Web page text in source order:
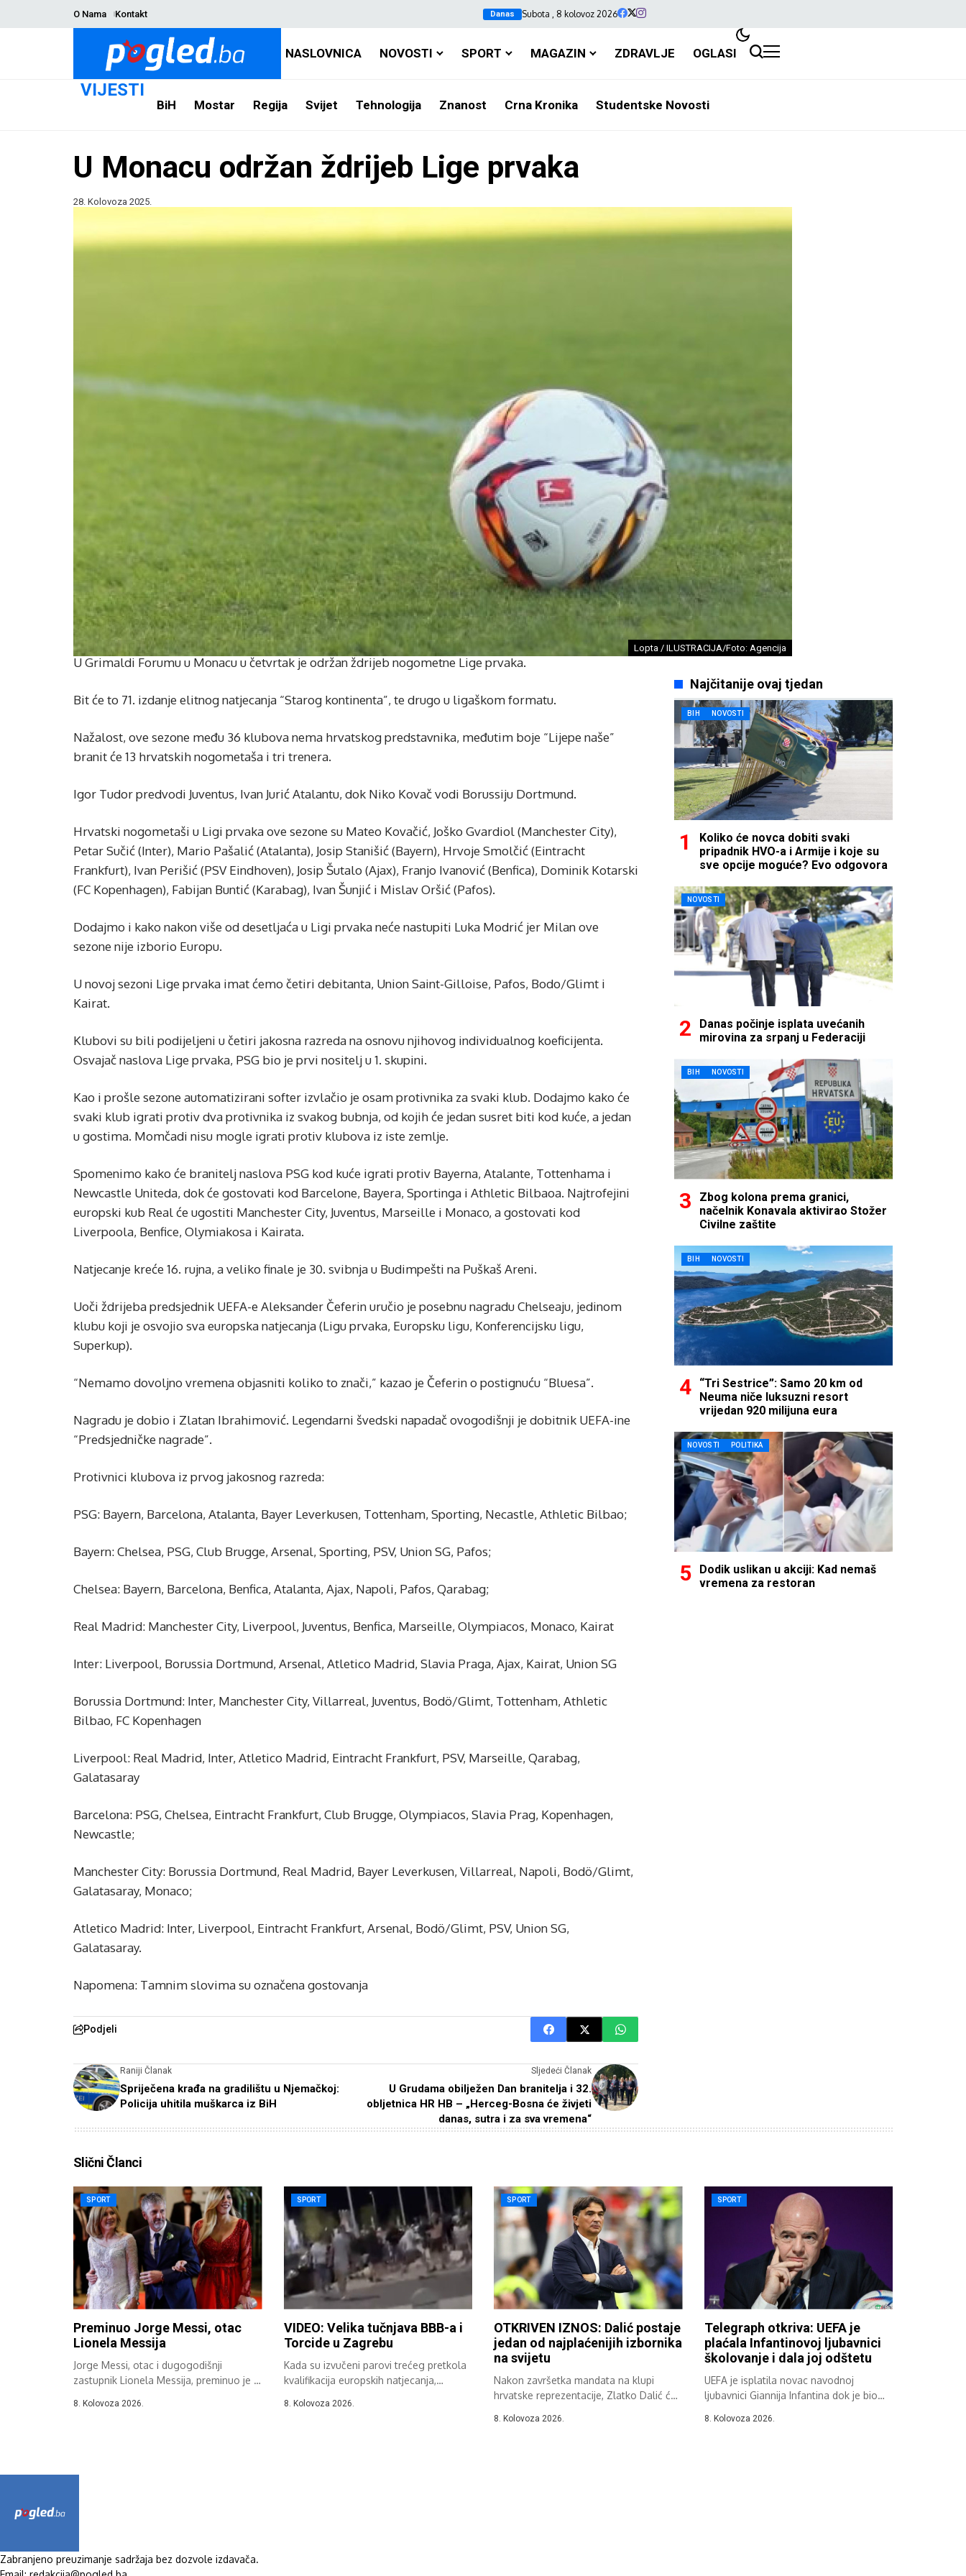
O Nama Kontakt Danas Subota , 8 kolovoz 2026
NASLOVNICA NOVOSTI SPORT MAGAZIN ZDRAVLJE OGLASI
VIJESTI
BiH Mostar Regija Svijet Tehnologija Znanost Crna Kronika Studentske Novosti
U Monacu održan ždrijeb Lige prvaka
28. Kolovoza 2025.
Lopta / ILUSTRACIJA/Foto: Agencija
U Grimaldi Forumu u Monacu u četvrtak je održan ždrijeb nogometne Lige prvaka.
Bit će to 71. izdanje elitnog natjecanja “Starog kontinenta”, te drugo u ligaškom formatu.
Nažalost, ove sezone među 36 klubova nema hrvatskog predstavnika, međutim boje “Lijepe naše”
branit će 13 hrvatskih nogometaša i tri trenera.
Igor Tudor predvodi Juventus, Ivan Jurić Atalantu, dok Niko Kovač vodi Borussiju Dortmund.
Hrvatski nogometaši u Ligi prvaka ove sezone su Mateo Kovačić, Joško Gvardiol (Manchester City),
Petar Sučić (Inter), Mario Pašalić (Atalanta), Josip Stanišić (Bayern), Hrvoje Smolčić (Eintracht
Frankfurt), Ivan Perišić (PSV Eindhoven), Josip Šutalo (Ajax), Franjo Ivanović (Benfica), Dominik Kotarski
(FC Kopenhagen), Fabijan Buntić (Karabag), Ivan Šunjić i Mislav Oršić (Pafos).
Dodajmo i kako nakon više od desetljaća u Ligi prvaka neće nastupiti Luka Modrić jer Milan ove
sezone nije izborio Europu.
U novoj sezoni Lige prvaka imat ćemo četiri debitanta, Union Saint-Gilloise, Pafos, Bodo/Glimt i
Kairat.
Klubovi su bili podijeljeni u četiri jakosna razreda na osnovu njihovog individualnog koeficijenta.
Osvajač naslova Lige prvaka, PSG bio je prvi nositelj u 1. skupini.
Kao i prošle sezone automatizirani softer izvlačio je osam protivnika za svaki klub. Dodajmo kako će
svaki klub igrati protiv dva protivnika iz svakog bubnja, od kojih će jedan susret biti kod kuće, a jedan
u gostima. Momčadi nisu mogle igrati protiv klubova iz iste zemlje.
Spomenimo kako će branitelj naslova PSG kod kuće igrati protiv Bayerna, Atalante, Tottenhama i
Newcastle Uniteda, dok će gostovati kod Barcelone, Bayera, Sportinga i Athletic Bilbaoa. Najtrofejini
europski kub Real će ugostiti Manchester City, Juventus, Marseille i Monaco, a gostovati kod
Liverpoola, Benfice, Olymiakosa i Kairata.
Natjecanje kreće 16. rujna, a veliko finale je 30. svibnja u Budimpešti na Puškaš Areni.
Uoči ždrijeba predsjednik UEFA-e Aleksander Čeferin uručio je posebnu nagradu Chelseaju, jedinom
klubu koji je osvojio sva europska natjecanja (Ligu prvaka, Europsku ligu, Konferencijsku ligu,
Superkup).
“Nemamo dovoljno vremena objasniti koliko to znači,” kazao je Čeferin o postignuću “Bluesa”.
Nagradu je dobio i Zlatan Ibrahimović. Legendarni švedski napadač ovogodišnji je dobitnik UEFA-ine
“Predsjedničke nagrade”.
Protivnici klubova iz prvog jakosnog razreda:
PSG: Bayern, Barcelona, Atalanta, Bayer Leverkusen, Tottenham, Sporting, Necastle, Athletic Bilbao;
Bayern: Chelsea, PSG, Club Brugge, Arsenal, Sporting, PSV, Union SG, Pafos;
Chelsea: Bayern, Barcelona, Benfica, Atalanta, Ajax, Napoli, Pafos, Qarabag;
Real Madrid: Manchester City, Liverpool, Juventus, Benfica, Marseille, Olympiacos, Monaco, Kairat
Inter: Liverpool, Borussia Dortmund, Arsenal, Atletico Madrid, Slavia Praga, Ajax, Kairat, Union SG
Borussia Dortmund: Inter, Manchester City, Villarreal, Juventus, Bodö/Glimt, Tottenham, Athletic
Bilbao, FC Kopenhagen
Liverpool: Real Madrid, Inter, Atletico Madrid, Eintracht Frankfurt, PSV, Marseille, Qarabag,
Galatasaray
Barcelona: PSG, Chelsea, Eintracht Frankfurt, Club Brugge, Olympiacos, Slavia Prag, Kopenhagen,
Newcastle;
Manchester City: Borussia Dortmund, Real Madrid, Bayer Leverkusen, Villarreal, Napoli, Bodö/Glimt,
Galatasaray, Monaco;
Atletico Madrid: Inter, Liverpool, Eintracht Frankfurt, Arsenal, Bodö/Glimt, PSV, Union SG,
Galatasaray.
Napomena: Tamnim slovima su označena gostovanja
Podjeli
Raniji Članak
Spriječena krađa na gradilištu u Njemačkoj:
Policija uhitila muškarca iz BiH
Sljedeći Članak
U Grudama obilježen Dan branitelja i 32.
obljetnica HR HB – „Herceg-Bosna će živjeti
danas, sutra i za sva vremena“
Najčitanije ovaj tjedan
BIH NOVOSTI
Koliko će novca dobiti svaki
pripadnik HVO-a i Armije i koje su
sve opcije moguće? Evo odgovora
NOVOSTI
Danas počinje isplata uvećanih
mirovina za srpanj u Federaciji
BIH NOVOSTI
Zbog kolona prema granici,
načelnik Konavala aktivirao Stožer
Civilne zaštite
BIH NOVOSTI
“Tri Sestrice”: Samo 20 km od
Neuma niče luksuzni resort
vrijedan 920 milijuna eura
NOVOSTI POLITIKA
Dodik uslikan u akciji: Kad nemaš
vremena za restoran
Slični Članci
SPORT
Preminuo Jorge Messi, otac
Lionela Messija
Jorge Messi, otac i dugogodišnji
zastupnik Lionela Messija, preminuo je u
8. Kolovoza 2026.
SPORT
VIDEO: Velika tučnjava BBB-a i
Torcide u Zagrebu
Kada su izvučeni parovi trećeg pretkola
kvalifikacija europskih natjecanja,
8. Kolovoza 2026.
SPORT
OTKRIVEN IZNOS: Dalić postaje
jedan od najplaćenijih izbornika
na svijetu
Nakon završetka mandata na klupi
hrvatske reprezentacije, Zlatko Dalić će
8. Kolovoza 2026.
SPORT
Telegraph otkriva: UEFA je
plaćala Infantinovoj ljubavnici
školovanje i dala joj odštetu
UEFA je isplatila novac navodnoj
ljubavnici Giannija Infantina dok je bio
8. Kolovoza 2026.
Zabranjeno preuzimanje sadržaja bez dozvole izdavača.